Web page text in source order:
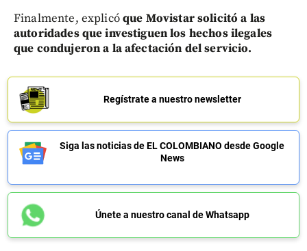
Finalmente, explicóque Movistar solicitó a las
autoridades que investiguen los hechos ilegales
que condujeron a la afectación del servicio.
Regístrate a nuestro newsletter
Siga las noticias de EL COLOMBIANO desde Google
News
Únete a nuestro canal de Whatsapp